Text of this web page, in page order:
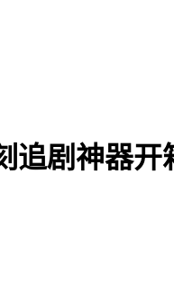
追剧神器开